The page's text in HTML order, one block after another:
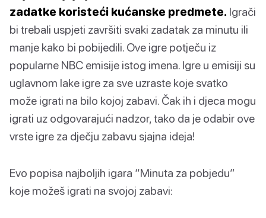
zadatke koristeći kućanske predmete. Igrači
bi trebali uspjeti završiti svaki zadatak za minutu ili
manje kako bi pobijedili. Ove igre potječu iz
popularne NBC emisije istog imena. Igre u emisiji su
uglavnom lake igre za sve uzraste koje svatko
može igrati na bilo kojoj zabavi. Čak ih i djeca mogu
igrati uz odgovarajući nadzor, tako da je odabir ove
vrste igre za dječju zabavu sjajna ideja!
Evo popisa najboljih igara “Minuta za pobjedu”
koje možeš igrati na svojoj zabavi: